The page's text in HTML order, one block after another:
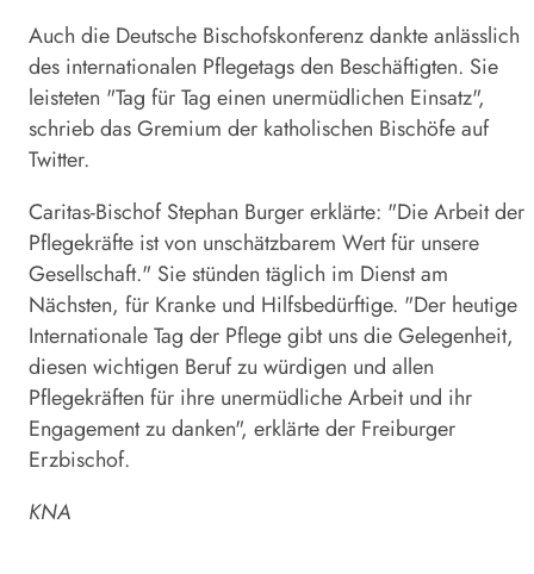
Auch die Deutsche Bischofskonferenz dankte anlässlich
des internationalen Pflegetags den Beschäftigten. Sie
leisteten "Tag für Tag einen unermüdlichen Einsatz",
schrieb das Gremium der katholischen Bischöfe auf
Twitter.
Caritas-Bischof Stephan Burger erklärte: "Die Arbeit der
Pflegekräfte ist von unschätzbarem Wert für unsere
Gesellschaft." Sie stünden täglich im Dienst am
Nächsten, für Kranke und Hilfsbedürftige. "Der heutige
Internationale Tag der Pflege gibt uns die Gelegenheit,
diesen wichtigen Beruf zu würdigen und allen
Pflegekräften für ihre unermüdliche Arbeit und ihr
Engagement zu danken", erklärte der Freiburger
Erzbischof.
KNA